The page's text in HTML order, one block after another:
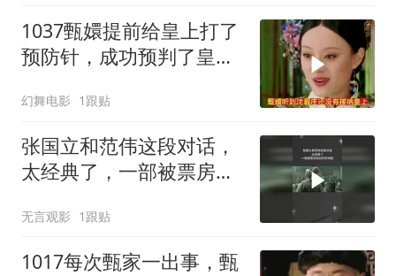
1037甄嬛提前给皇上打了
预防针，成功预判了皇后
幻舞电影 1跟贴
张国立和范伟这段对话，
太经典了，一部被票房低
无言观影 1跟贴
1017每次甄家一出事，甄